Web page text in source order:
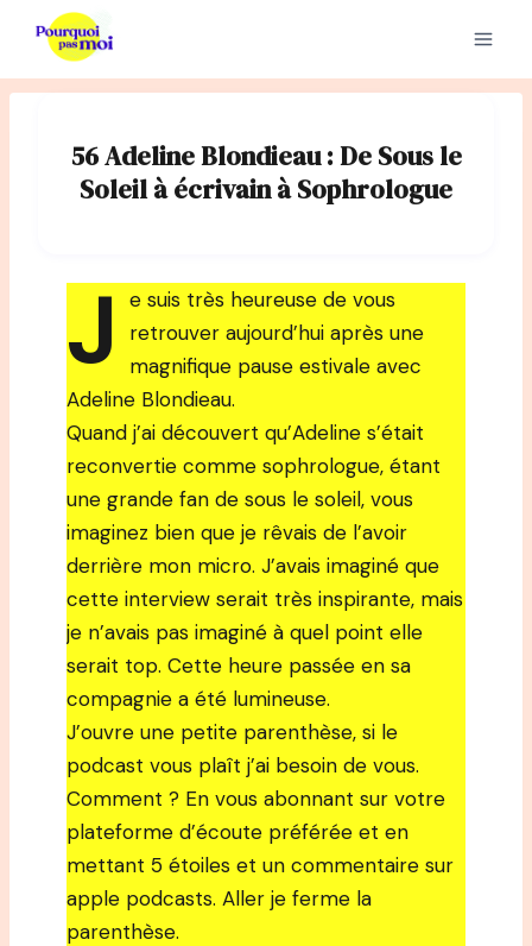
contenu
56 Adeline Blondieau : De Sous le
Soleil à écrivain à Sophrologue
J
e suis très heureuse de vous
retrouver aujourd’hui après une
magnifique pause estivale avec
Adeline Blondieau.
Quand j’ai découvert qu’Adeline s’était
reconvertie comme sophrologue, étant
une grande fan de sous le soleil, vous
imaginez bien que je rêvais de l’avoir
derrière mon micro. J’avais imaginé que
cette interview serait très inspirante, mais
je n’avais pas imaginé à quel point elle
serait top. Cette heure passée en sa
compagnie a été lumineuse.
J’ouvre une petite parenthèse, si le
podcast vous plaît j’ai besoin de vous.
Comment ? En vous abonnant sur votre
plateforme d’écoute préférée et en
mettant 5 étoiles et un commentaire sur
apple podcasts. Aller je ferme la
parenthèse.